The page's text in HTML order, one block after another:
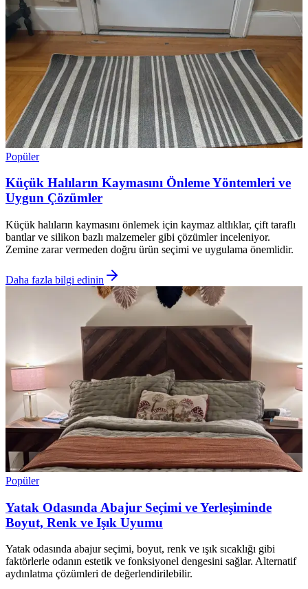
Popüler
Küçük Halıların Kaymasını Önleme Yöntemleri ve
Uygun Çözümler
Küçük halıların kaymasını önlemek için kaymaz altlıklar, çift taraflı
bantlar ve silikon bazlı malzemeler gibi çözümler inceleniyor.
Zemine zarar vermeden doğru ürün seçimi ve uygulama önemlidir.
Daha fazla bilgi edinin
Popüler
Yatak Odasında Abajur Seçimi ve Yerleşiminde
Boyut, Renk ve Işık Uyumu
Yatak odasında abajur seçimi, boyut, renk ve ışık sıcaklığı gibi
faktörlerle odanın estetik ve fonksiyonel dengesini sağlar. Alternatif
aydınlatma çözümleri de değerlendirilebilir.